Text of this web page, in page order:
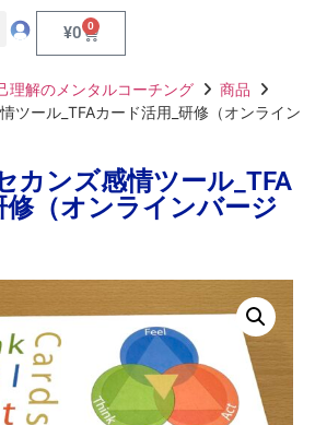
¥0 0
理解のメンタルコーチング
商品
ツール_TFAカード活用_研修（オンライン
カンズ感情ツール_TFA
修（オンラインバージ